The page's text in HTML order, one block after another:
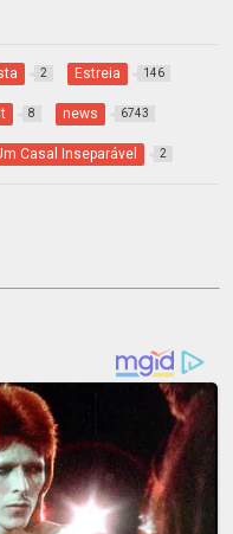
2 Estreia 146
8 news 6743
Casal Inseparável 2